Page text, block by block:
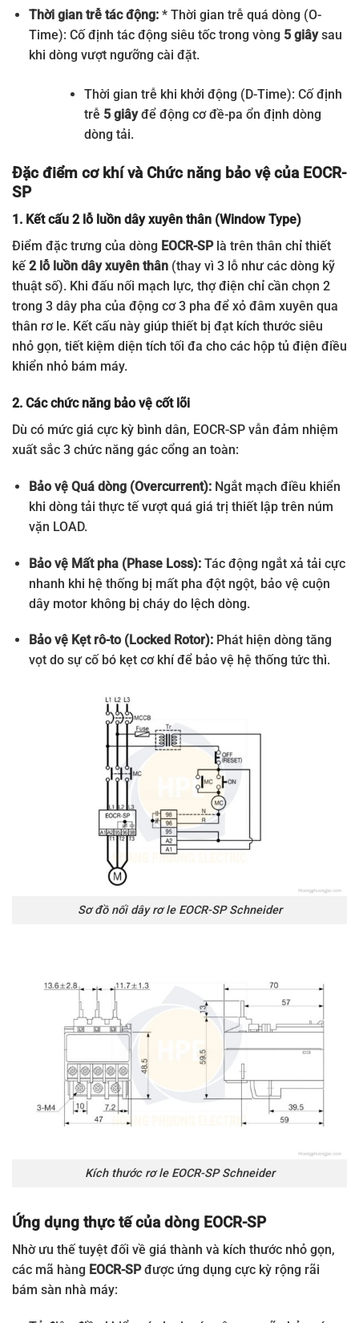
Thời gian trễ tác động:* Thời gian trễ quá dòng (O-
Time): Cố định tác động siêu tốc trong vòng 5 giâysau
khi dòng vượt ngưỡng cài đặt.
Thời gian trễ khi khởi động (D-Time): Cố định
trễ 5 giâyđể động cơ đề-pa ổn định dòng
dòng tải.
Đặc điểm cơ khí và Chức năng bảo vệ của EOCR-
SP
1. Kết cấu 2 lỗ luồn dây xuyên thân (Window Type)
Điểm đặc trưng của dòng EOCR-SPlà trên thân chỉ thiết
kế 2 lỗ luồn dây xuyên thân (thay vì 3 lỗ như các dòng kỹ
thuật số). Khi đấu nối mạch lực, thợ điện chỉ cần chọn 2
trong 3 dây pha của động cơ 3 pha để xỏ đâm xuyên qua
thân rơ le. Kết cấu này giúp thiết bị đạt kích thước siêu
nhỏ gọn, tiết kiệm diện tích tối đa cho các hộp tủ điện điều
khiển nhỏ bám máy.
2. Các chức năng bảo vệ cốt lõi
Dù có mức giá cực kỳ bình dân, EOCR-SP vẫn đảm nhiệm
xuất sắc 3 chức năng gác cổng an toàn:
Bảo vệ Quá dòng (Overcurrent):Ngắt mạch điều khiển
khi dòng tải thực tế vượt quá giá trị thiết lập trên núm
vặn LOAD.
Bảo vệ Mất pha (Phase Loss):Tác động ngắt xả tải cực
nhanh khi hệ thống bị mất pha đột ngột, bảo vệ cuộn
dây motor không bị cháy do lệch dòng.
Bảo vệ Kẹt rô-to (Locked Rotor):Phát hiện dòng tăng
vọt do sự cố bó kẹt cơ khí để bảo vệ hệ thống tức thì.
Sơ đồ nối dây rơ le EOCR-SP Schneider
Kích thước rơ le EOCR-SP Schneider
Ứng dụng thực tế của dòng EOCR-SP
Nhờ ưu thế tuyệt đối về giá thành và kích thước nhỏ gọn,
các mã hàng EOCR-SPđược ứng dụng cực kỳ rộng rãi
bám sàn nhà máy: